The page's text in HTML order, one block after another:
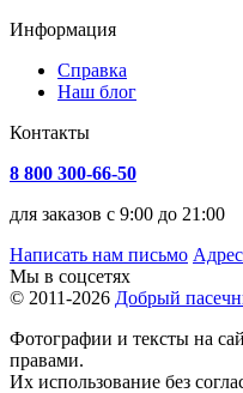
Информация
Справка
Наш блог
Контакты
8 800 300-66-50
для заказов с 9:00 до 21:00
Написать нам письмо
Мы в соцсетях
© 2011-2026 Добрый
Фотографии и тексты на
правами.
Их использование без